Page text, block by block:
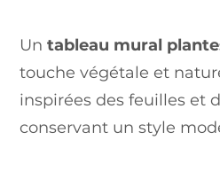
Un tableau mural
touche végétale et
inspirées des feuilles et
conservant un style